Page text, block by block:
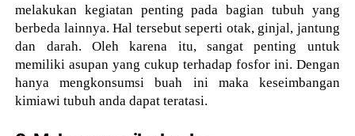
melakukan kegiatan penting pada bagian tubuh yang
berbeda lainnya. Hal tersebut seperti otak, ginjal, jantung
dan darah. Oleh karena itu, sangat penting untuk
memiliki asupan yang cukup terhadap fosfor ini. Dengan
hanya mengkonsumsi buah ini maka keseimbangan
kimiawi tubuh anda dapat teratasi.